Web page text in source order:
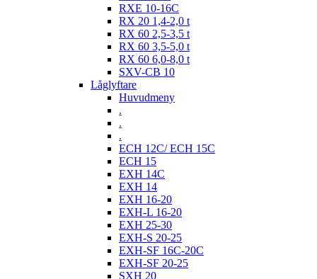
RXE 10-16C
RX 20 1,4-2,0 t
RX 60 2,5-3,5 t
RX 60 3,5-5,0 t
RX 60 6,0-8,0 t
SXV-CB 10
Låglyftare
Huvudmeny
.
.
.
ECH 12C/ ECH 15C
ECH 15
EXH 14C
EXH 14
EXH 16-20
EXH-L 16-20
EXH 25-30
EXH-S 20-25
EXH-SF 16C-20C
EXH-SF 20-25
SXH 20